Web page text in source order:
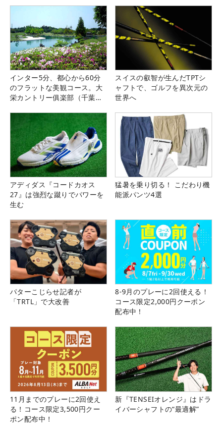
インター5分、都心から60分
のフラットな美観コース。大
栄カントリー俱楽部（千葉
スイスの叡智が生んだTPTシ
ャフトで、ゴルフを異次元の
世界へ
アディダス『コードカオス
27』は強烈な蹴りでパワーを
生む
猛暑を乗り切る！ こだわり機
能派パンツ4選
パターこじらせ記者が
「TRTL」で大改善
8-9月のプレーに2回使える！
コース限定2,000円クーポン
配布中！
11月までのプレーに2回使え
る！コース限定3,500円クー
ポン配布中！
新『TENSEIオレンジ』はドラ
イバーシャフトの“最適解”